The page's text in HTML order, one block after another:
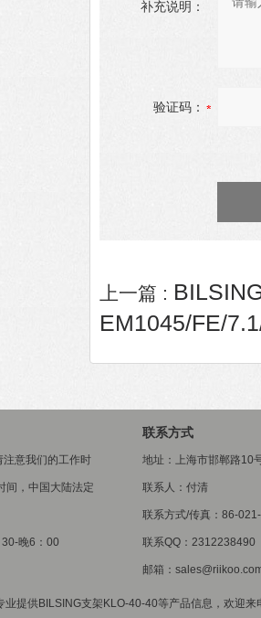
补充说明：
验证码：
上一篇 :
EM1045/FE/
注意我们的工作时
间，中国大陆法定
晚6：00
联系方式
地址：上海市邯郸路10
联系人：付清
联系方式/传真：86-
联系QQ：2312238490
邮箱：
业提供BILSING支架KLO-40-40等产品信息，欢迎来